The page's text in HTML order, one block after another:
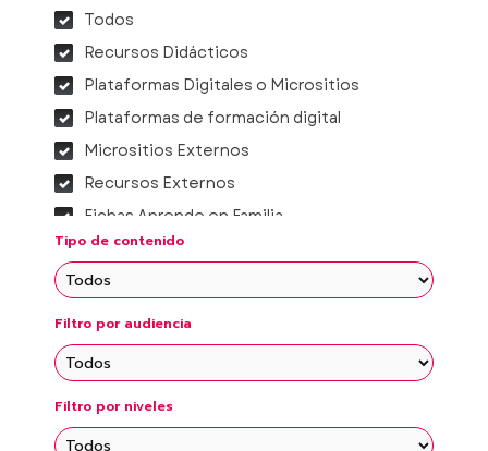
Todos
Recursos Didácticos
Plataformas Digitales o Micrositios
Plataformas de formación digital
Micrositios Externos
Recursos Externos
Fichas Aprende en Familia
Proyectos integradores
Micrositios de Consejos Técnicos
Escolares
Vídeos Temáticos
Fichas Didácticas Temáticas
Fichas didácticas educación básica
Tipo de contenido
Filtro por audiencia
Filtro por niveles